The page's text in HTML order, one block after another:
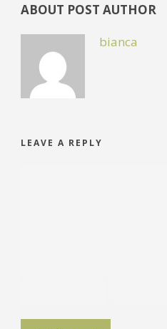
ABOUT POST AUTHOR
bianca
LEAVE A REPLY